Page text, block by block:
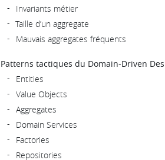
Invariants métier
Taille d’un aggregate
Mauvais aggregates fréquents
Patterns tactiques du Domain-Driven
Entities
Value Objects
Aggregates
Domain Services
Factories
Repositories